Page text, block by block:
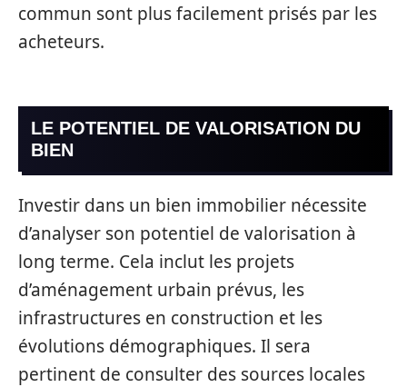
commun sont plus facilement prisés par les
acheteurs.
LE POTENTIEL DE VALORISATION DU
BIEN
Investir dans un bien immobilier nécessite
d’analyser son potentiel de valorisation à
long terme. Cela inclut les projets
d’aménagement urbain prévus, les
infrastructures en construction et les
évolutions démographiques. Il sera
pertinent de consulter des sources locales